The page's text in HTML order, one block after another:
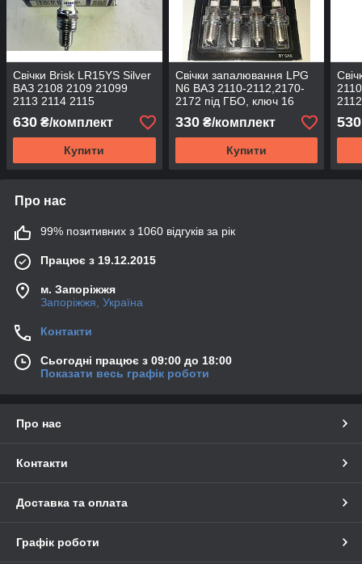
Свічки Brisk LR15YS Silver
ВАЗ 2108 2109 21099
2113 2114 2115
630 ₴/комплект
Купити
Свічки запалювання LPG
N6 ВАЗ 2110-2112,2170-
2172 під ГБО, ключ 16
330₴/комплект
Купити
530
Про нас
99% позитивних з 1060 відгуків за рік
Працює з 19.12.2015
м. Запоріжжя
Запоріжжя, Україна
Контакти
Сьогодні працює з 09:00 до 18:00
Показати весь графік роботи
Про нас
Контакти
Доставка та оплата
Графік роботи